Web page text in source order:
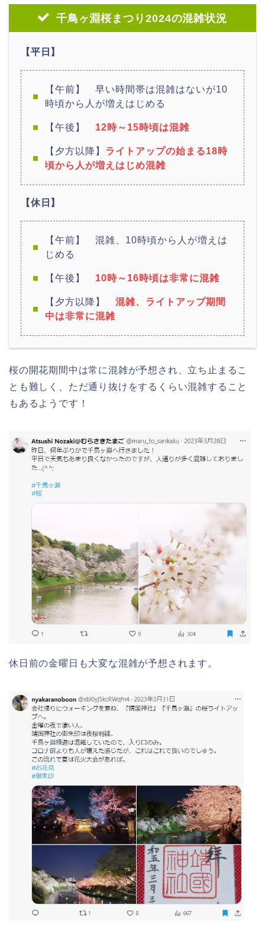
千鳥ヶ淵桜まつり2024の混雑状況
【平日】
【午前】 早い時間帯は混雑はないが10
時頃から人が増えはじめる
【午後】 12時～15時頃は混雑
【夕方以降】 ライトアップの始まる18時
頃から人が増えはじめ混雑
【休日】
【午前】 混雑、10時頃から人が増えは
じめる
【午後】 10時～16時頃は非常に混雑
【夕方以降】 混雑、ライトアップ期間
中は非常に混雑
桜の開花期間中は常に混雑が予想され、立ち止まるこ
とも難しく、ただ通り抜けをするくらい混雑すること
もあるようです！
休日前の金曜日も大変な混雑が予想されます。